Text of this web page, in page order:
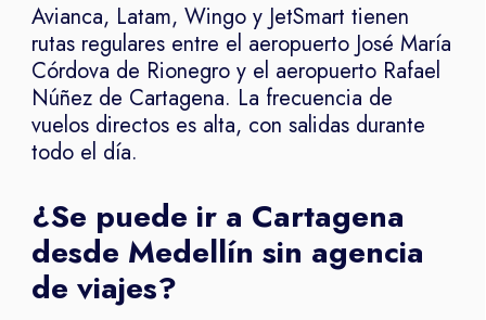
Avianca, Latam, Wingo y JetSmart tienen
rutas regulares entre el aeropuerto José María
Córdova de Rionegro y el aeropuerto Rafael
Núñez de Cartagena. La frecuencia de
vuelos directos es alta, con salidas durante
todo el día.
¿Se puede ir a Cartagena
desde Medellín sin agencia
de viajes?